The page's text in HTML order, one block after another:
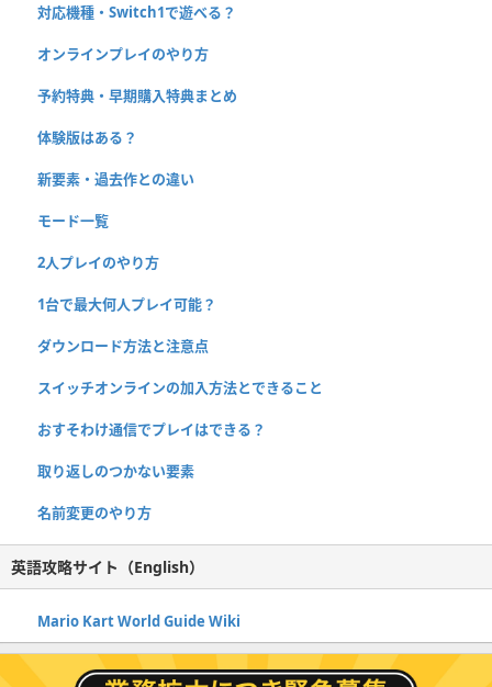
対応機種・Switch1で遊べる？
オンラインプレイのやり方
予約特典・早期購入特典まとめ
体験版はある？
新要素・過去作との違い
モード一覧
2人プレイのやり方
1台で最大何人プレイ可能？
ダウンロード方法と注意点
スイッチオンラインの加入方法とできること
おすそわけ通信でプレイはできる？
取り返しのつかない要素
名前変更のやり方
英語攻略サイト（English）
Mario Kart World Guide Wiki